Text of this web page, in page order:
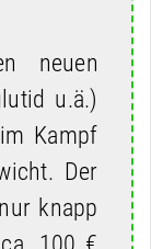
neuen
u.ä.)
Kampf
Der
knapp